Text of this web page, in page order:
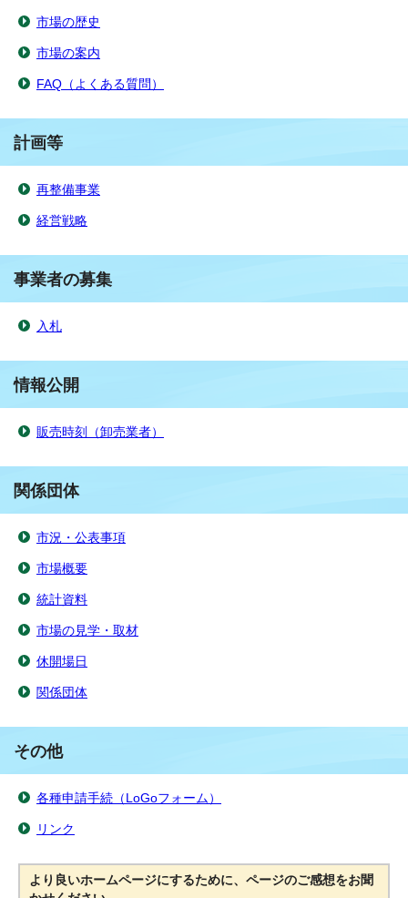
市場の歴史
市場の案内
FAQ（よくある質問）
計画等
再整備事業
経営戦略
事業者の募集
入札
情報公開
販売時刻（卸売業者）
関係団体
市況・公表事項
市場概要
統計資料
市場の見学・取材
休開場日
関係団体
その他
各種申請手続（LoGoフォーム）
リンク
より良いホームページにするために、ページのご感想をお聞